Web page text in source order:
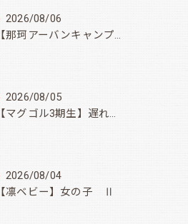
2026/08/06
【那珂アーバンキャンプフィールド】
2026/08/05
【マグゴル3期生】遅ればせながら
2026/08/04
【凛ベビー】女の子 Ⅱ